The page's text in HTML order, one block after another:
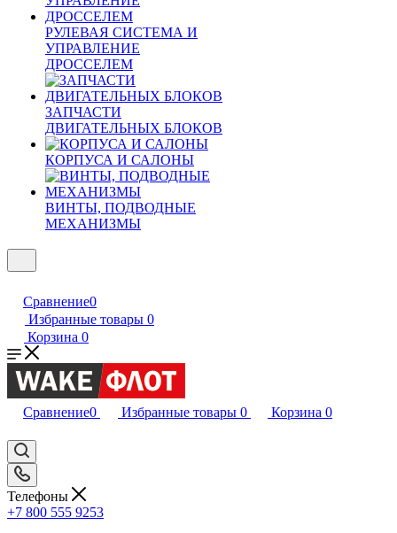
РУЛЕВАЯ СИСТЕМА И
УПРАВЛЕНИЕ
ДРОССЕЛЕМ
ЗАПЧАСТИ
ДВИГАТЕЛЬНЫХ БЛОКОВ
КОРПУСА И САЛОНЫ
ВИНТЫ, ПОДВОДНЫЕ
МЕХАНИЗМЫ
Сравнение0
Избранные товары 0
Корзина 0
Сравнение0 Избранные товары 0 Корзина 0
Телефоны
+7 800 555 9253